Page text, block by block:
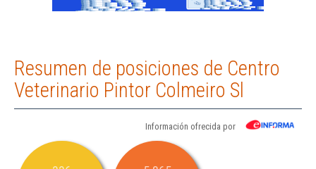
Resumen de posiciones de Centro
Veterinario Pintor Colmeiro Sl
Información ofrecida por